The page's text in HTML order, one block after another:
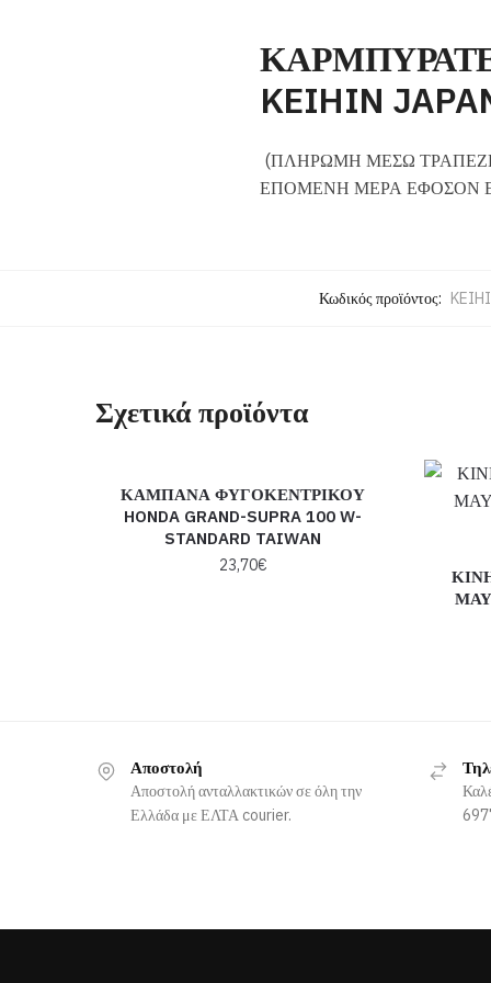
KEIHIN
(ΠΛΗΡΩΜΗ ΜΕΣΩ
ΕΠΟΜΕΝΗ ΜΕΡΑ ΕΦΟΣΟΝ
Κωδικός προϊόντος:
Σχετικά προϊόντα
ΚΑΜΠΑΝΑ ΦΥΓΟΚΕΝΤΡΙΚΟΥ
HONDA GRAND-SUPRA 100 W-
STANDARD TAIWAN
23,70€
Αποστολή
Αποστολή ανταλλακτικών σε όλη την
Ελλάδα με ΕΛΤΑ courier.